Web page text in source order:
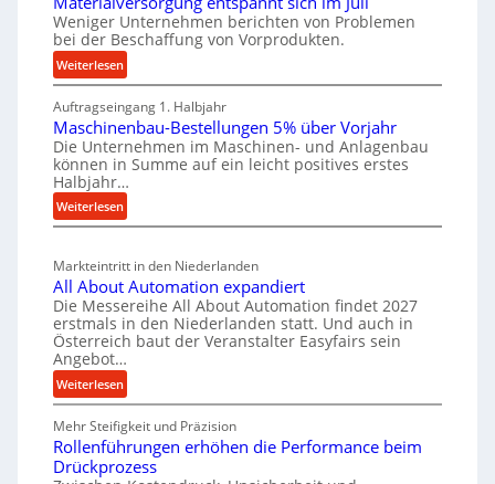
z
t
i
l
e
n
n
e
W
z
e
u
p
r
o
s
s
t
s
h
e
W
s
h
a
f
t
i
g
t
Weniger Unternehmen berichten von Problemen
bei der Beschaffung von Vorprodukten.
Weiterlesen:
M
a
t
e
r
i
a
l
e
r
s
o
u
n
g
e
Auftragseingang 1. Halbjahr
Maschinenbau-Bestellungen 5% über Vorjahr
Die Unternehmen im Maschinen- und Anlagenbau
können in Summe auf ein leicht positives erstes
Halbjahr…
Weiterlesen:
M
s
c
h
i
n
e
n
a
u
-
Markteintritt in den Niederlanden
All About Automation expandiert
Die Messereihe All About Automation findet 2027
erstmals in den Niederlanden statt. Und auch in
Österreich baut der Veranstalter Easyfairs sein
Angebot…
Weiterlesen:
A
l
l
A
Mehr Steifigkeit und Präzision
Rollenführungen erhöhen die Performance beim
Drückprozess